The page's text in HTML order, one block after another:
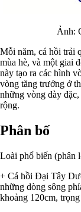
Ảnh:
Mỗi năm, cá hồi trải
mùa hè, và một giai
này tạo ra các hình
vòng tăng trưởng ở
những vòng dày
rộng.
Phân bố
Loài phổ biến (phân
+ Cá hồi Đại Tây
những dòng sông
khoảng 120cm,